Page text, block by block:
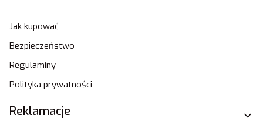
Jak kupować
Bezpieczeństwo
Regulaminy
Polityka prywatności
Reklamacje